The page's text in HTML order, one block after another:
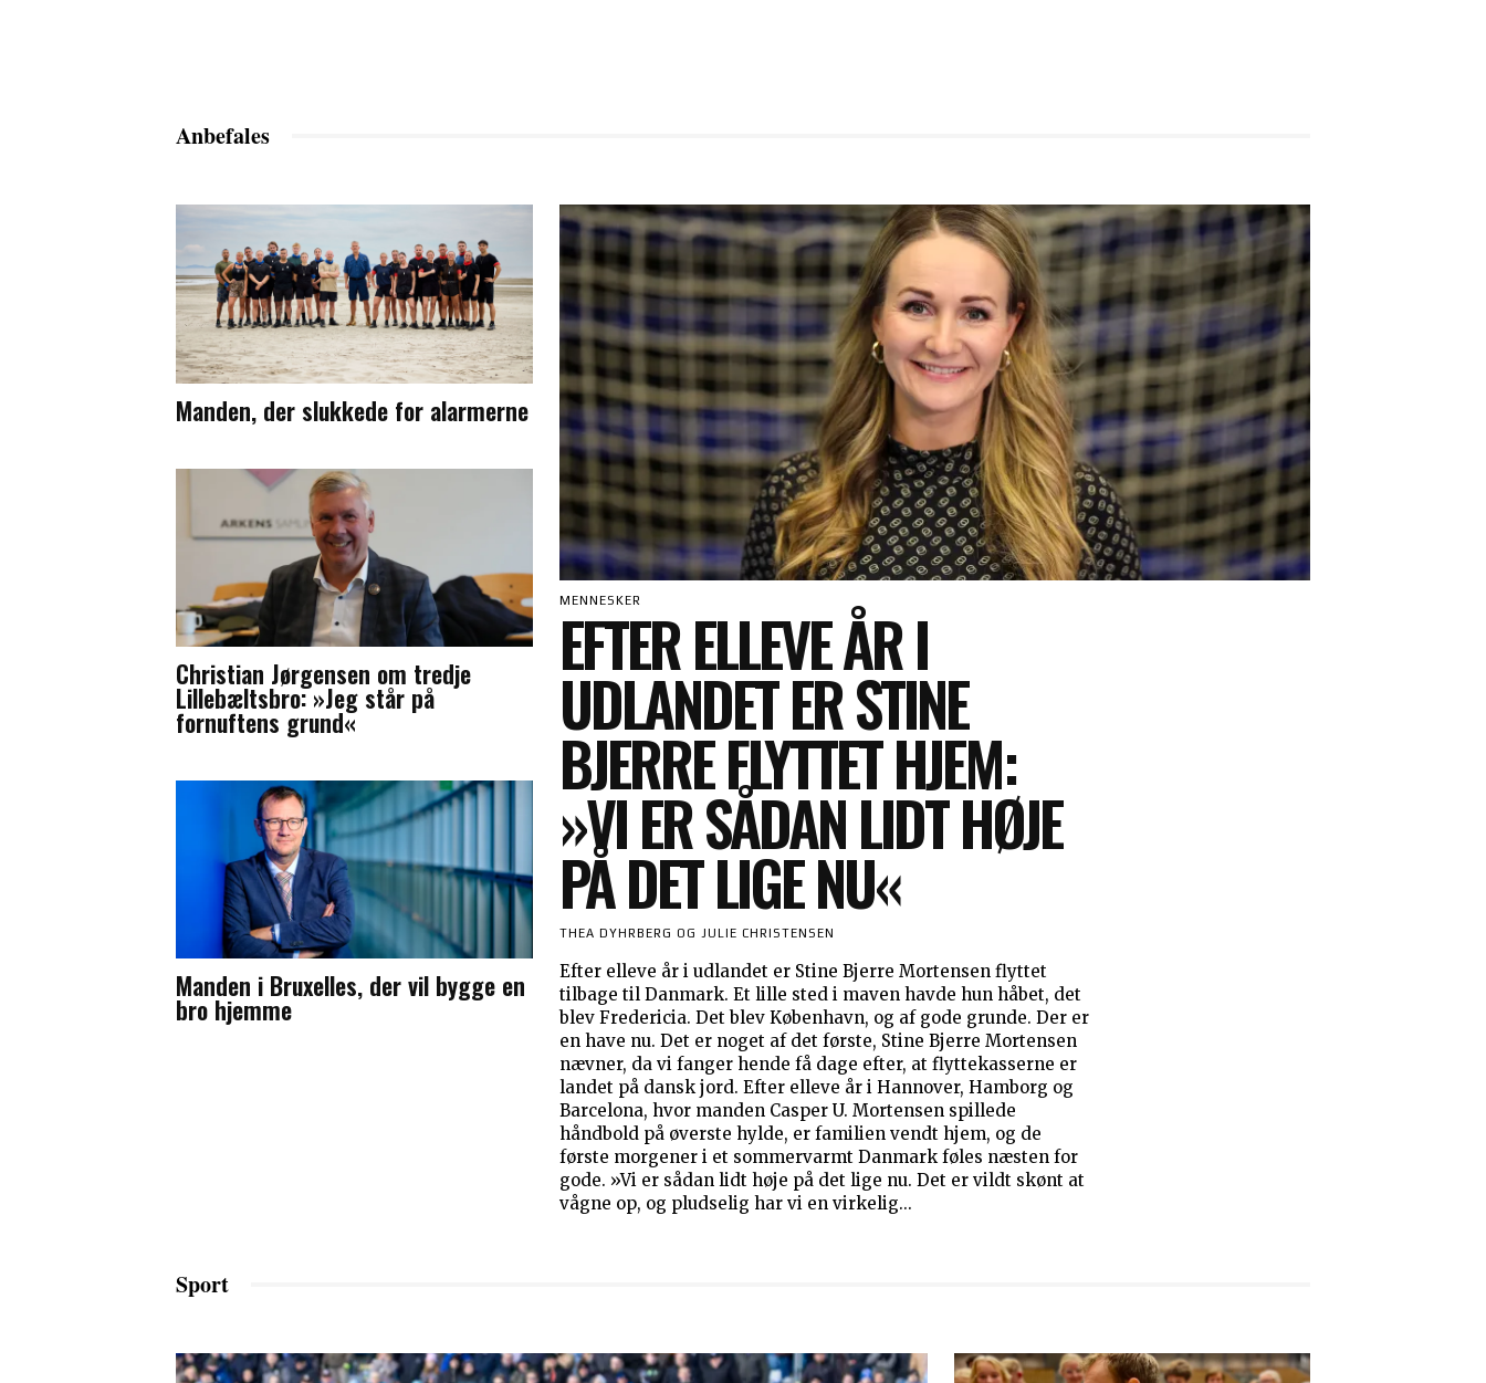
Anbefales
Manden, der slukkede for alarmerne
Christian Jørgensen om tredje
Lillebæltsbro: »Jeg står på
fornuftens grund«
Manden i Bruxelles, der vil bygge en
bro hjemme
MENNESKER
EFTER ELLEVE ÅR I
UDLANDET ER STINE
BJERRE FLYTTET HJEM:
»VI ER SÅDAN LIDT HØJE
PÅ DET LIGE NU«
THEA DYHRBERG OG JULIE CHRISTENSEN
Efter elleve år i udlandet er Stine Bjerre Mortensen flyttet
tilbage til Danmark. Et lille sted i maven havde hun håbet, det
blev Fredericia. Det blev København, og af gode grunde. Der er
en have nu. Det er noget af det første, Stine Bjerre Mortensen
nævner, da vi fanger hende få dage efter, at flyttekasserne er
landet på dansk jord. Efter elleve år i Hannover, Hamborg og
Barcelona, hvor manden Casper U. Mortensen spillede
håndbold på øverste hylde, er familien vendt hjem, og de
første morgener i et sommervarmt Danmark føles næsten for
gode. »Vi er sådan lidt høje på det lige nu. Det er vildt skønt at
vågne op, og pludselig har vi en virkelig...
Sport